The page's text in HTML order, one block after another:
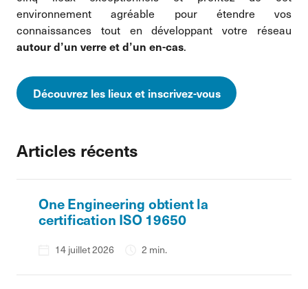
environnement agréable pour étendre vos
connaissances tout en déve­loppant votre réseau
autour d’un verre et d’un en-cas.
Découvrez les lieux et inscrivez-vous
Articles récents
One Engineering obtient la
certification ISO 19650
14 juillet 2026 2 min.